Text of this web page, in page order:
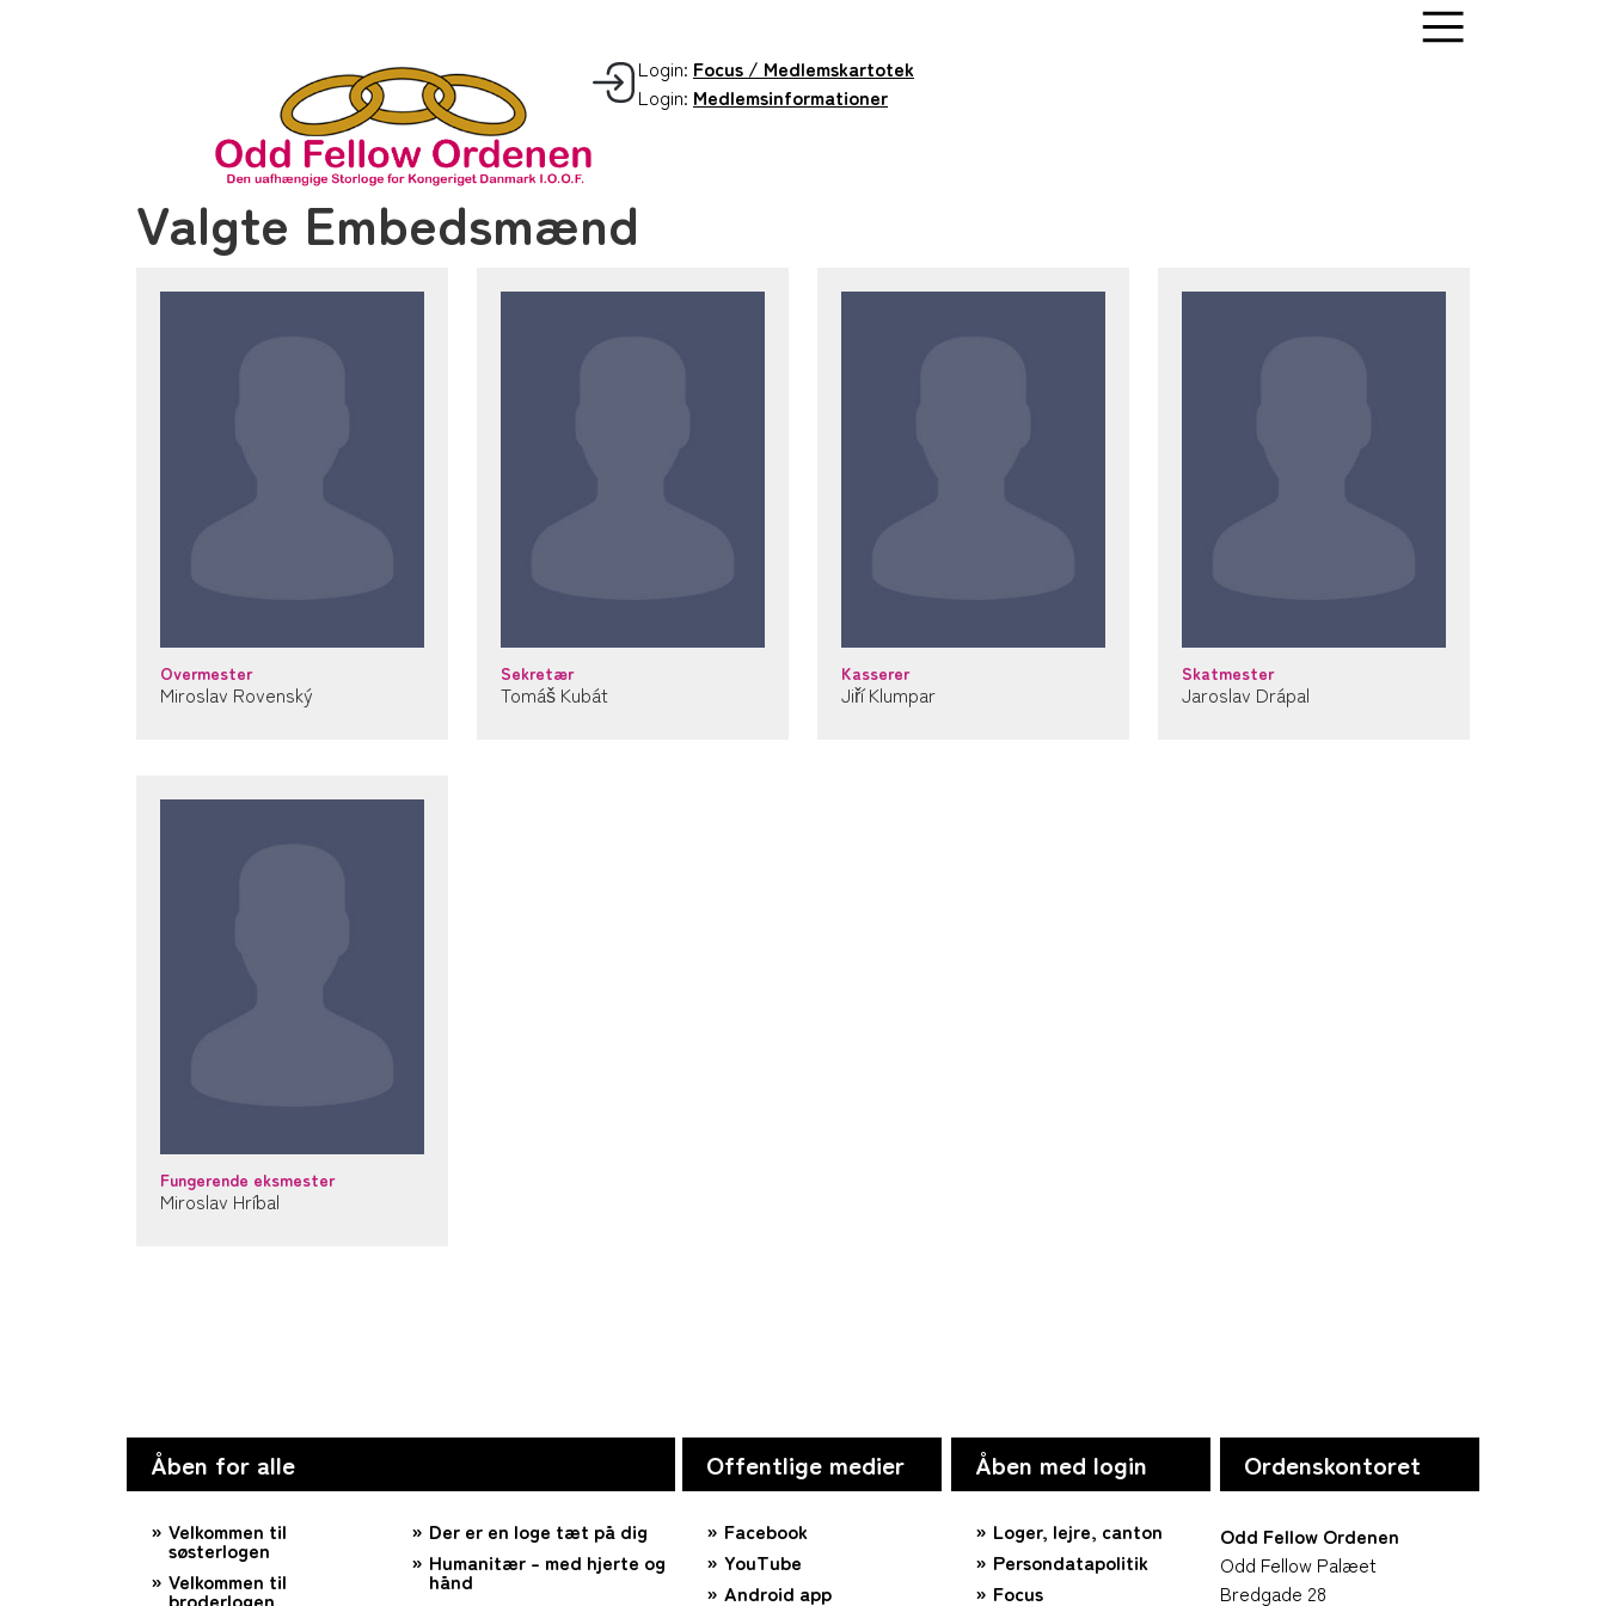
Login: Focus / Medlemskartotek
Login: Medlemsinformationer
Valgte Embedsmænd
Overmester
Miroslav Rovenský
Sekretær
Tomáš Kubát
Kasserer
Jiří Klumpar
Skatmester
Jaroslav Drápal
Fungerende eksmester
Miroslav Hríbal
Åben for alle
Velkommen til
søsterlogen
Velkommen til
Der er en loge tæt på dig
Humanitær – med hjerte og
hånd
Offentlige medier
Facebook
YouTube
Android app
Åben med login
Loger, lejre, canton
Persondatapolitik
Focus
Ordenskontoret
Odd Fellow Ordenen
Odd Fellow Palæet
Bredgade 28